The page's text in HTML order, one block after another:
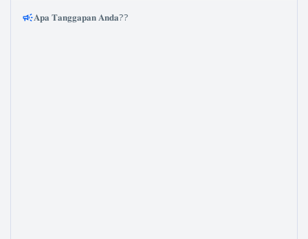
𝐀𝐩𝐚 𝐓𝐚𝐧𝐠𝐠𝐚𝐩𝐚𝐧 𝐀𝐧𝐝𝐚??